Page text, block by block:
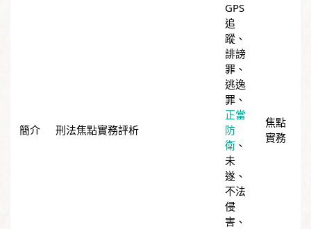
刑法焦點實務評析
GPS
追
蹤 、
誹謗
罪 、
逃逸
罪 、
正當
防
衛 、
未
遂 、
不法
侵
害 、
焦點
實務